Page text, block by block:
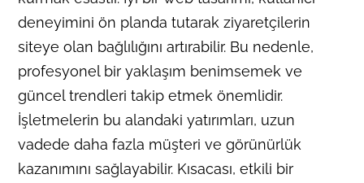
deneyimini ön planda tutarak ziyaretçilerin
siteye olan bağlılığını artırabilir. Bu nedenle,
profesyonel bir yaklaşım benimsemek ve
güncel trendleri takip etmek önemlidir.
İşletmelerin bu alandaki yatırımları, uzun
vadede daha fazla müşteri ve görünürlük
kazanımını sağlayabilir. Kısacası, etkili bir